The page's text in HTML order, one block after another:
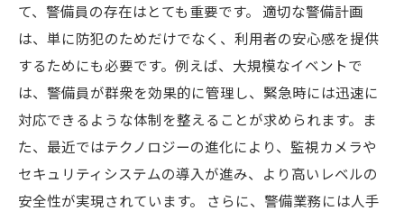
て、警備員の存在はとても重要です。 適切な警備計画
は、単に防犯のためだけでなく、利用者の安心感を提供
するためにも必要です。例えば、大規模なイベントで
は、警備員が群衆を効果的に管理し、緊急時には迅速に
対応できるような体制を整えることが求められます。ま
た、最近ではテクノロジーの進化により、監視カメラや
セキュリティシステムの導入が進み、より高いレベルの
安全性が実現されています。 さらに、警備業務には人手